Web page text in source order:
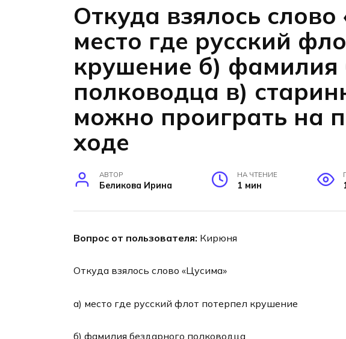
Откуда взялось
место где русский
крушение б) фамилия
полководца в)
можно проиграть на
ходе
АВТОР
Беликова Ирина
НА ЧТЕНИЕ
1 мин
Вопрос от пользователя: Кирюня
Откуда взялось слово «Цусима»
а) место где русский флот потерпел крушение
б) фамилия бездарного полководца